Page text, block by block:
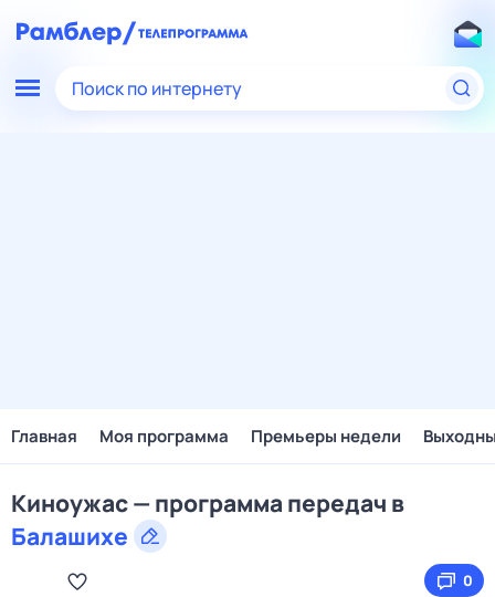
Поиск по интернету
Главная Моя программа Премьеры недели
Киноужас — программа передач в
Балашихе
0